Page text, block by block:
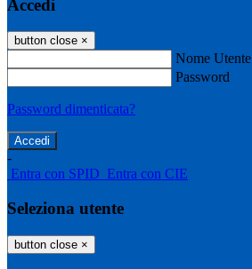
Accedi
button close ×
Nome Utente
Password
Password dimenticata?
-
Entra con SPID Entra con CIE
Seleziona utente
button close ×